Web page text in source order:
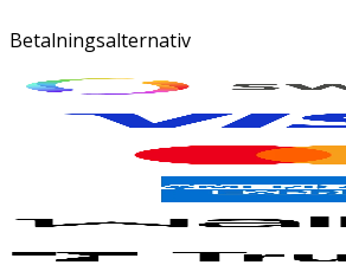
Betalningsalternativ